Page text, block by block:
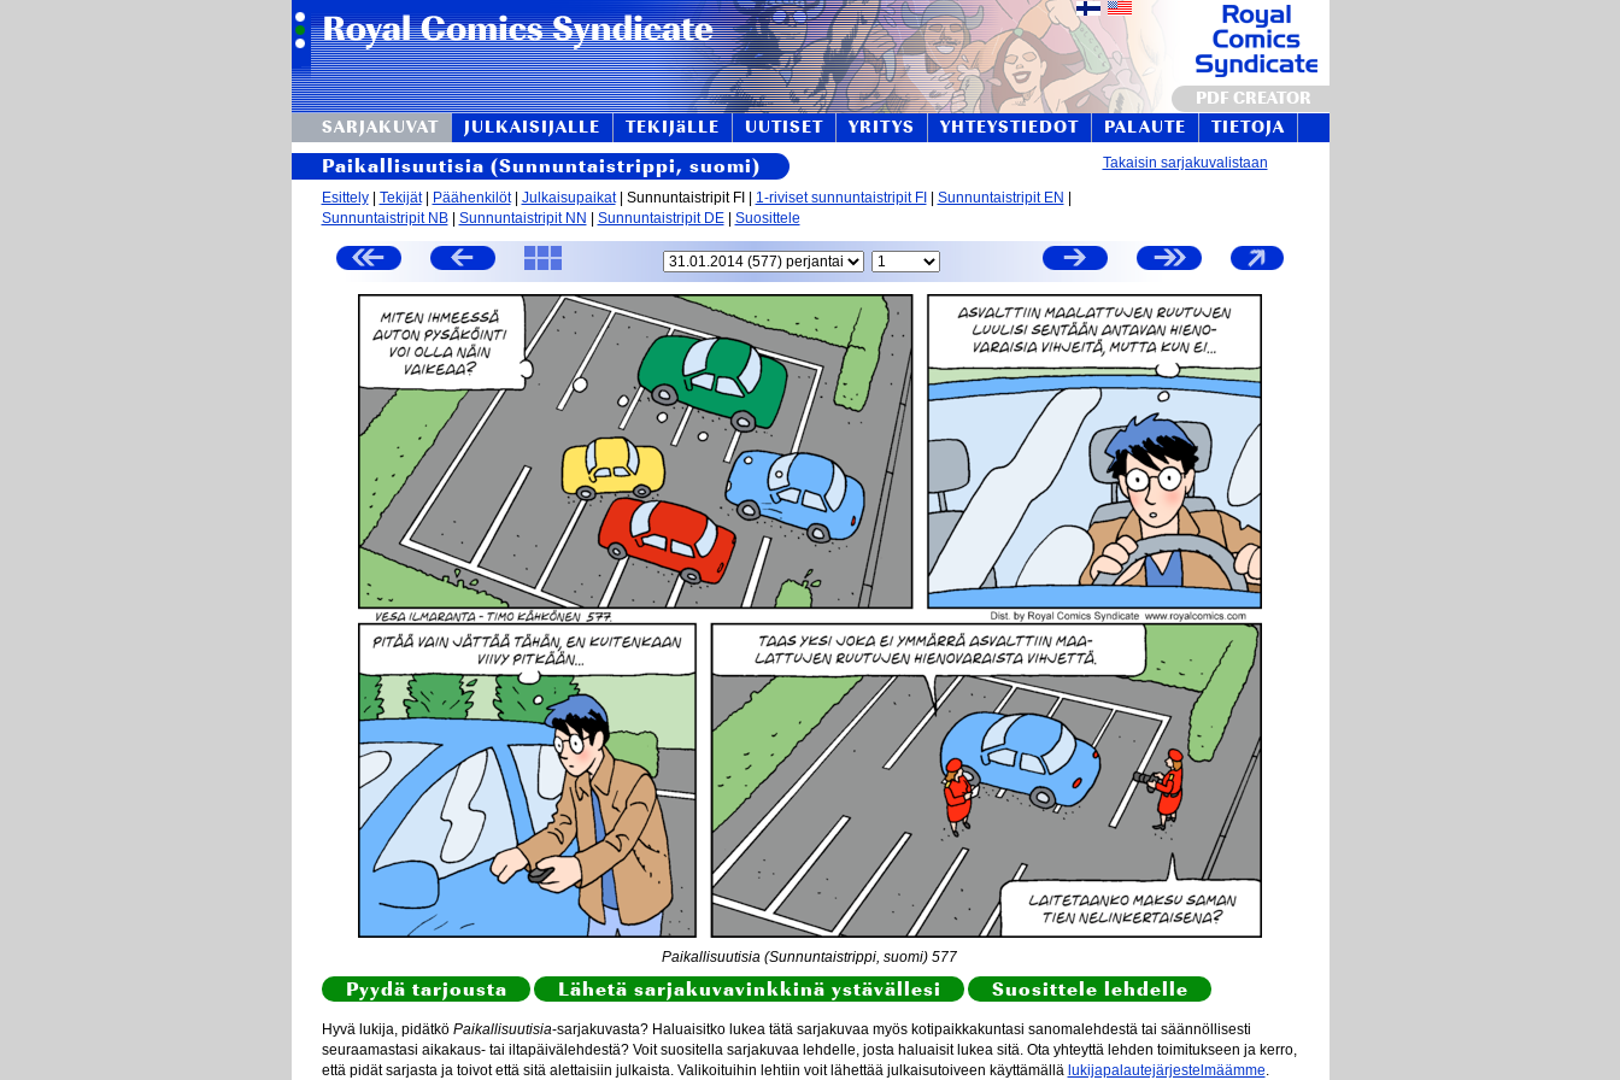
PDF CREATOR
SARJAKUVAT
JULKAISIJALLE TEKIJäLLE UUTISET YRITYS YHTEYSTIEDOT PALAUTE TIETOJA
Paikallisuutisia (Sunnuntaistrippi, suomi) Takaisin sarjakuvalistaan
Esittely| Tekijät| Päähenkilöt| Julkaisupaikat| Sunnuntaistripit FI | 1-riviset sunnuntaistripit FI Sunnuntaistripit EN
Sunnuntaistripit NB| Sunnuntaistripit NN Sunnuntaistripit DE| Suosittele
Paikallisuutisia (Sunnuntaistrippi, suomi) 577
Pyydä tarjousta Lähetä sarjakuvavinkkinä ystävällesi Suosittele lehdelle
Hyvä lukija, pidätkö Paikallisuutisia-sarjakuvasta? Haluaisitko lukea tätä sarjakuvaa myös kotipaikkakuntasi sanomalehdestä tai säännöllisesti
seuraamastasi aikakaus- tai iltapäivälehdestä? Voit suositella sarjakuvaa lehdelle, josta haluaisit lukea sitä. Ota yhteyttä lehden toimitukseen ja kerro,
että pidät sarjasta ja toivot että sitä alettaisiin julkaista. Valikoituihin lehtiin voit lähettää julkaisutoiveen käyttämällä lukijapalautejärjestelmäämme.